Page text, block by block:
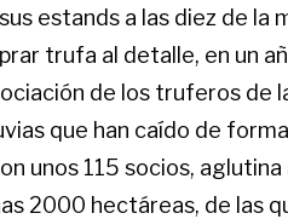
estands a las diez de la
trufa al detalle, en un
de los truferos de
que han caído de
unos 115 socios,
2000 hectáreas, de las